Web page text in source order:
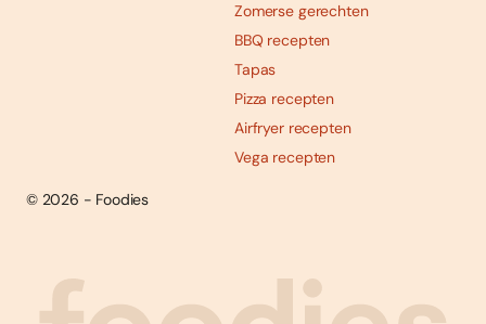
Abonneren
Zomerse gerechten
BBQ recepten
Tapas
Pizza recepten
Airfryer recepten
Vega recepten
© 2026 - Foodies